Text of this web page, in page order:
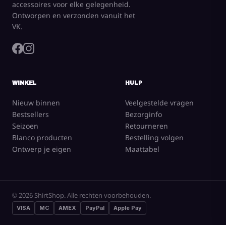
accessoires voor elke gelegenheid.
Ontworpen en verzonden vanuit het
VK.
WINKEL
Nieuw binnen
Bestsellers
Seizoen
Blanco producten
Ontwerp je eigen
HULP
Veelgestelde vragen
Bezorginfo
Retourneren
Bestelling volgen
Maattabel
© 2026 ShirtShop. Alle rechten voorbehouden.
VISA MC AMEX PayPal Apple Pay